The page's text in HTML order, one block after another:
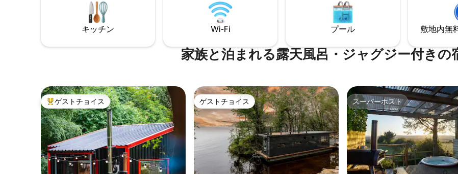
キッチン Wi-Fi プール 敷地内無
家族と泊まれる露天風呂・ジャグジー付きの
大好評のゲストチョイスです。
ゲストチョイス ゲストチョイス
ゲストチョイス スーパーホスト
スーパーホスト